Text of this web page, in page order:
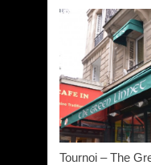
Tournoi – The